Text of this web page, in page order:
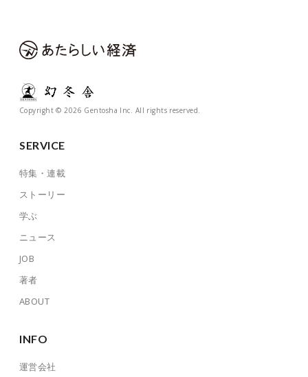
Copyright © 2026 Gentosha Inc. All rights reserved.
SERVICE
特集・連載
ストーリー
学ぶ
ニュース
JOB
著者
ABOUT
INFO
運営会社